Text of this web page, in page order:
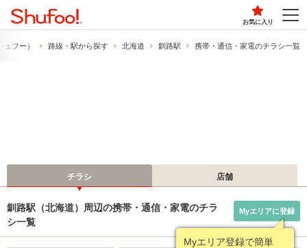
お気に入り
フー） 路線・駅から探す 北海道 釧路駅 携帯・通信・家電のチラシ一覧
チラシ 店舗
釧路駅（北海道）周辺の携帯・通信・家電のチラ
シ一覧
Myエリア登録で簡単
Myエリアに登録